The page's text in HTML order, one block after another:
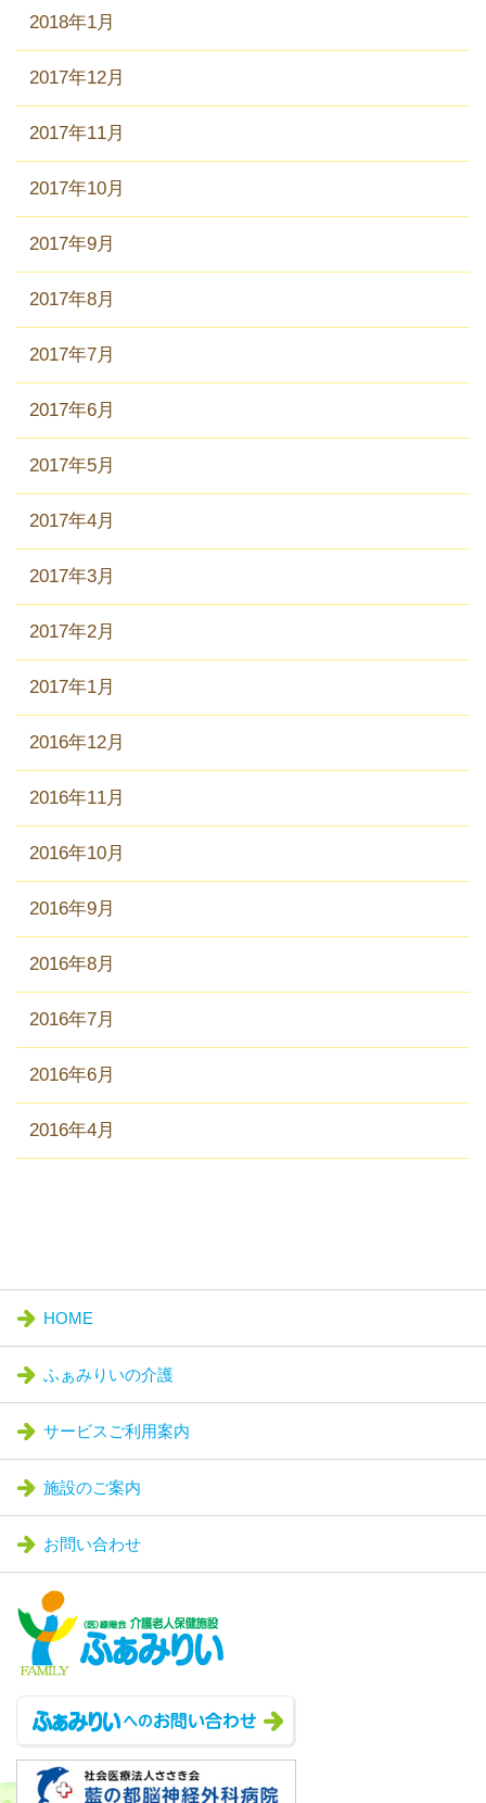
2018年1月
2017年12月
2017年11月
2017年10月
2017年9月
2017年8月
2017年7月
2017年6月
2017年5月
2017年4月
2017年3月
2017年2月
2017年1月
2016年12月
2016年11月
2016年10月
2016年9月
2016年8月
2016年7月
2016年6月
2016年4月
HOME
ふぁみりいの介護
サービスご利用案内
施設のご案内
お問い合わせ